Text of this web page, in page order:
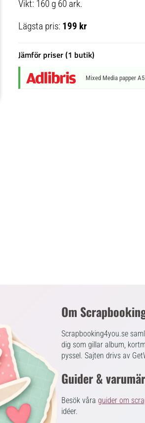
Vikt: 160 g 60 ark.
Lägsta pris: 199 kr
Jämför priser (1 butik)
Mixed Media papper
Om
Scrapbooking4you.se
dig som gillar album,
pyssel. Sajten drivs av
Guider &
Besök våra guider om
idéer.